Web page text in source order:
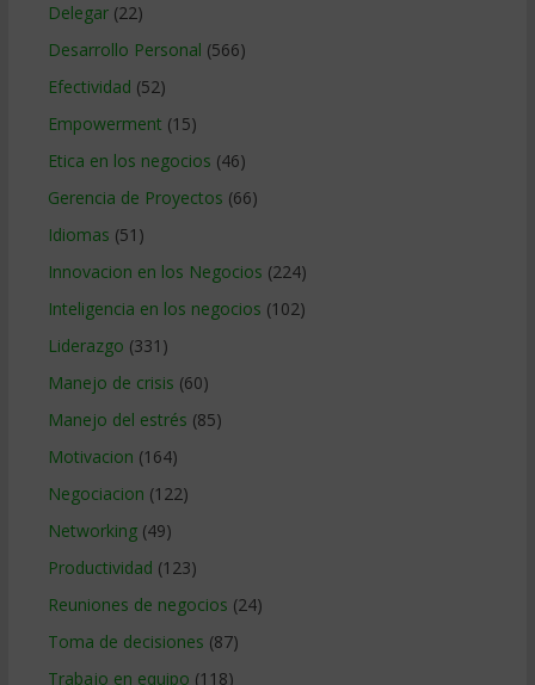
Delegar(22)
Desarrollo Personal (566)
Efectividad (52)
Empowerment (15)
Etica en los negocios (46)
Gerencia de Proyectos (66)
Idiomas (51)
Innovacion en los Negocios (224)
Inteligencia en los negocios (102)
Liderazgo (331)
Manejo de crisis (60)
Manejo del estrés (85)
Motivacion (164)
Negociacion (122)
Networking(49)
Productividad (123)
Reuniones de negocios (24)
Toma de decisiones (87)
Trabajo en equipo (118)